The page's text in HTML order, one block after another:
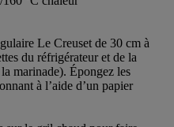
Le Creuset de 30 cm à
du réfrigérateur et de la
marinade). Épongez les
à l’aide d’un papier